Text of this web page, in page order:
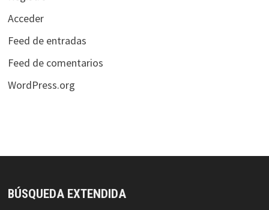
Acceder
Feed de entradas
Feed de comentarios
WordPress.org
BÚSQUEDA EXTENDIDA